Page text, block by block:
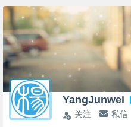
YangJunwei
关注 私信